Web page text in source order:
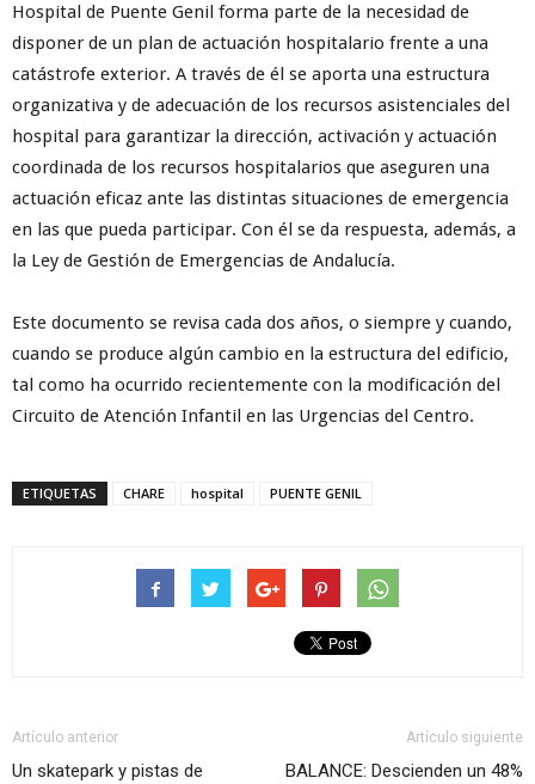
Hospital de Puente Genil forma parte de la necesidad de
disponer de un plan de actuación hospitalario frente a una
catástrofe exterior. A través de él se aporta una estructura
organizativa y de adecuación de los recursos asistenciales del
hospital para garantizar la dirección, activación y actuación
coordinada de los recursos hospitalarios que aseguren una
actuación eficaz ante las distintas situaciones de emergencia
en las que pueda participar. Con él se da respuesta, además, a
la Ley de Gestión de Emergencias de Andalucía.
Este documento se revisa cada dos años, o siempre y cuando,
cuando se produce algún cambio en la estructura del edificio,
tal como ha ocurrido recientemente con la modificación del
Circuito de Atención Infantil en las Urgencias del Centro.
ETIQUETAS CHARE hospital PUENTE GENIL
Artículo anterior
Un skatepark y pistas de
Artículo siguiente
BALANCE: Descienden un 48%